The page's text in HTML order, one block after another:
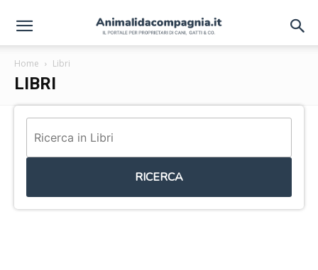
Home Libri
LIBRI
RICERCA